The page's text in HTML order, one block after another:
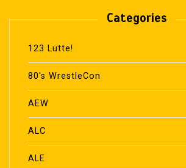
Categories
123 Lutte!
80's WrestleCon
AEW
ALC
ALE